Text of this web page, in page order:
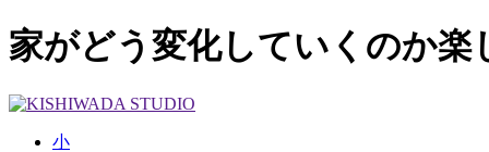
家がどう変化していくのか楽
小